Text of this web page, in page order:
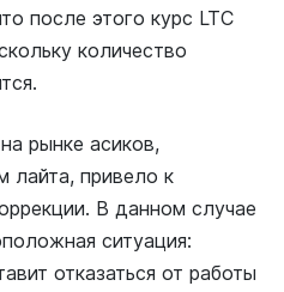
после этого курс LTC
количество
рынке асиков,
лайта, привело к
В данном случае
ситуация:
отказаться от работы